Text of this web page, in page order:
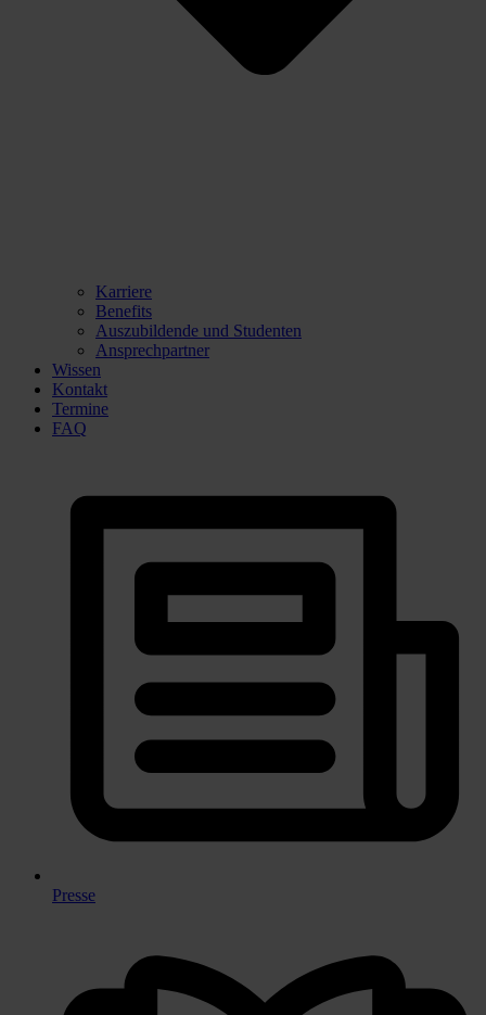
Karriere
Benefits
Auszubildende und Studenten
Ansprechpartner
Wissen
Kontakt
Termine
FAQ
Presse